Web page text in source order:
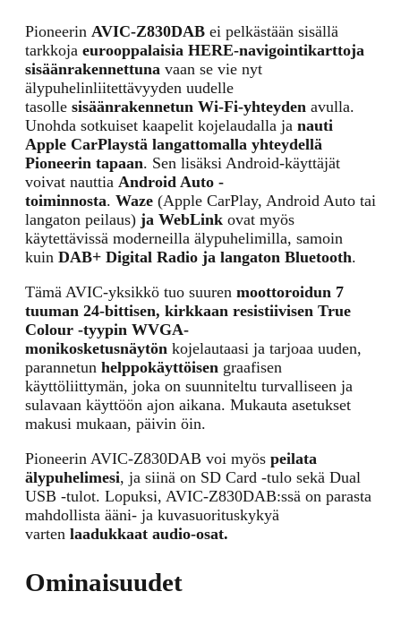
Pioneerin AVIC-Z830DAB ei pelkästään sisällä
tarkkoja eurooppalaisia HERE-navigointikarttoja
sisäänrakennettuna vaan se vie nyt
älypuhelinliitettävyyden uudelle
tasolle sisäänrakennetun Wi-Fi-yhteyden avulla.
Unohda sotkuiset kaapelit kojelaudalla ja nauti
Apple CarPlaystä langattomalla yhteydellä
Pioneerin tapaan. Sen lisäksi Android-käyttäjät
voivat nauttia Android Auto -
toiminnosta. Waze (Apple CarPlay, Android Auto tai
langaton peilaus) ja WebLink ovat myös
käytettävissä moderneilla älypuhelimilla, samoin
kuin DAB+ Digital Radio ja langaton Bluetooth.
Tämä AVIC-yksikkö tuo suuren moottoroidun 7
tuuman 24-bittisen, kirkkaan resistiivisen True
Colour -tyypin WVGA-
monikosketusnäytön kojelautaasi ja tarjoaa uuden,
parannetun helppokäyttöisen graafisen
käyttöliittymän, joka on suunniteltu turvalliseen ja
sulavaan käyttöön ajon aikana. Mukauta asetukset
makusi mukaan, päivin öin.
Pioneerin AVIC-Z830DAB voi myös peilata
älypuhelimesi, ja siinä on SD Card -tulo sekä Dual
USB -tulot. Lopuksi, AVIC-Z830DAB:ssä on parasta
mahdollista ääni- ja kuvasuorituskykyä
varten laadukkaat audio-osat.
Ominaisuudet